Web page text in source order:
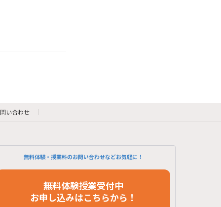
い合わせ
無料体験・授業料のお問い合わせなどお気軽に！
無料体験授業受付中
お申し込みはこちらから！